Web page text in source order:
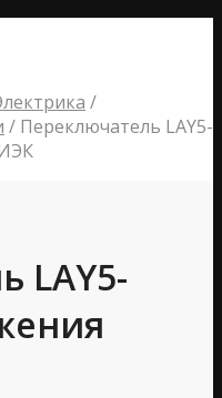
/
/ Переключатель LAY5-
LAY5-